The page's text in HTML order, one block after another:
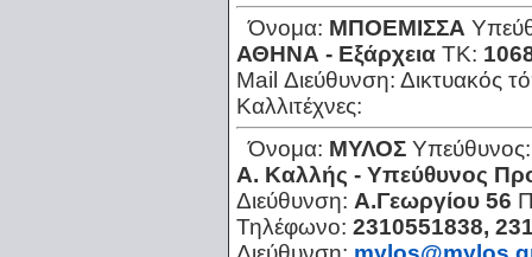
Όνομα: ΜΠΟΕΜΙΣΣΑ
ΑΘΗΝΑ - Εξάρχεια ΤΚ:
Mail Διεύθυνση: Δικτυακός
Καλλιτέχνες:
Όνομα: ΜΥΛΟΣ
Α. Καλλής - Υπεύθυνος
Διεύθυνση: Α.Γεωργίου 56
Τηλέφωνο: 2310551838,